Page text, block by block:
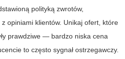
polityką zwrotów,
opiniami klientów. Unikaj ofert, które
prawdziwe — bardzo niska cena
to często sygnał ostrzegawczy.